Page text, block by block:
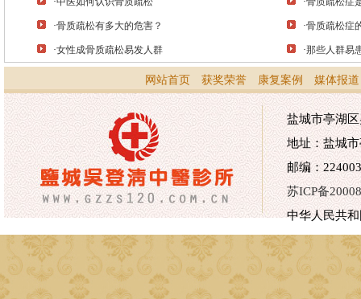
·骨质疏松有多大的危害？ ·骨质疏松症
·女性成骨质疏松易发人群 ·那些人群易
网站首页 获奖荣誉 康复案例 媒体报道
盐城市亭湖
地址：盐城
邮编：
苏ICP备
中华人民共